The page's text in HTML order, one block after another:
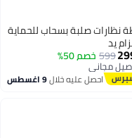
نظارات صلبة بسحاب للحماية
يد
599 خصم 50%
مجاني
مجاني
احصل عليه خلال9 اغسطس